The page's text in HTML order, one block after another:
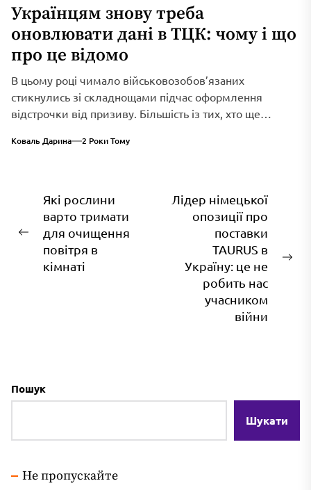
Українцям знову треба
оновлювати дані в ТЦК: чому і що
про це відомо
В цьому році чимало військовозобов’язаних
стикнулись зі складнощами підчас оформлення
відстрочки від призиву. Більшість із тих, хто ще
лише в середині серпня. В листопаді їм знову
Коваль Дарина 2 Роки Тому
Навігація
записів
Попередній
запис:
Які рослини
варто тримати
для очищення
повітря в
кімнаті
Лідер німецької
опозиції про
поставки
TAURUS в
Україну: це не
робить нас
учасником
війни
Пошук
Шукати
Не пропускайте